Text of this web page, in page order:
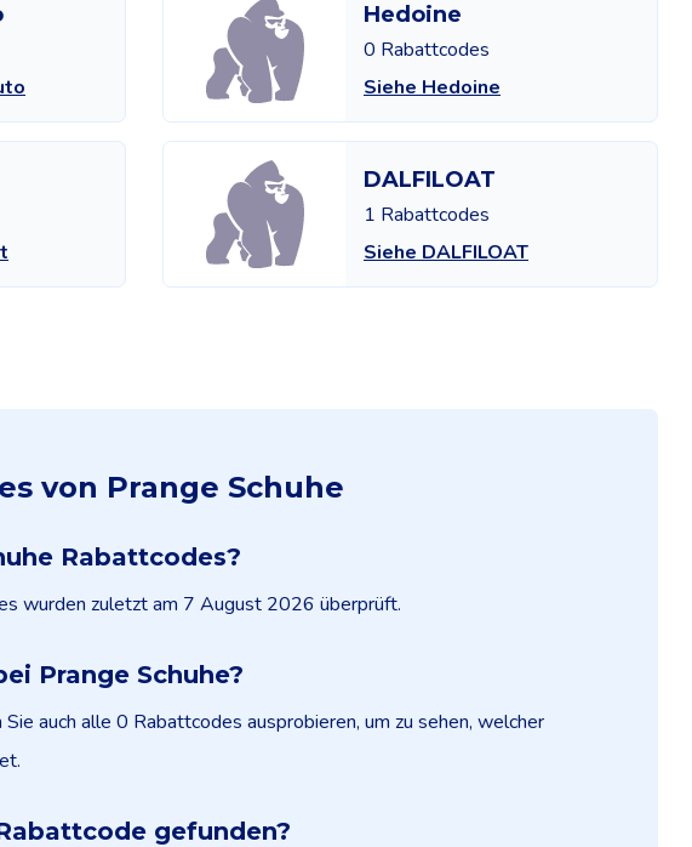
Hedoine
0 Rabattcodes
Siehe Hedoine
DALFILOAT
1 Rabattcodes
Siehe DALFILOAT
von Prange Schuhe
Rabattcodes?
wurden zuletzt am 7 August 2026 überprüft.
Prange Schuhe?
auch alle 0 Rabattcodes ausprobieren, um zu sehen, welcher
gefunden?